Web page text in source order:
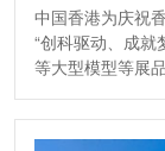
中国香港为庆祝
“创科驱动、成就
等大型模型等展
等大型模型等展